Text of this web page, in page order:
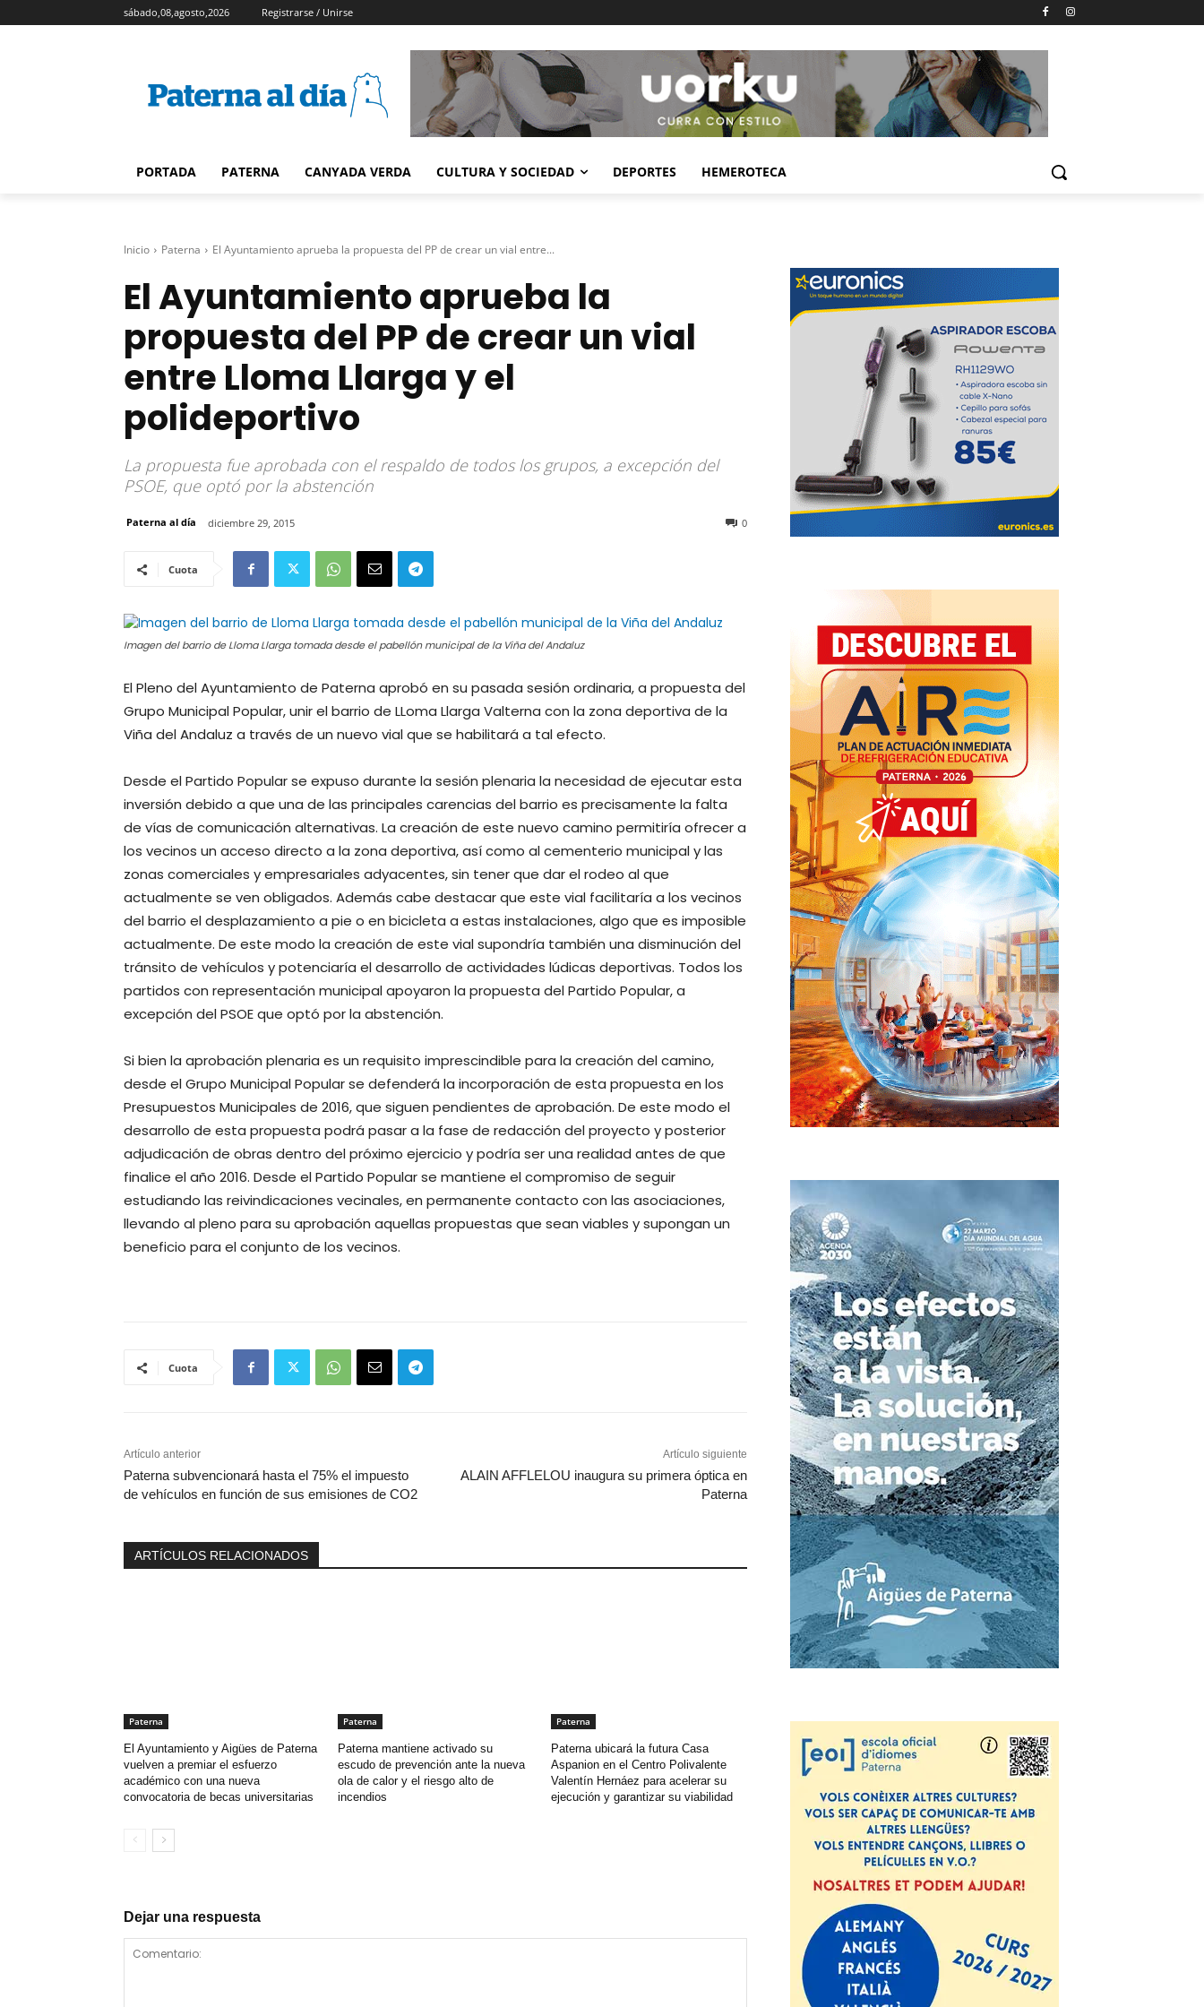
sábado,08,agosto,2026 Registrarse / Unirse
PORTADA PATERNA CANYADA VERDA CULTURA Y SOCIEDAD DEPORTES HEMEROTECA
Inicio Paterna El Ayuntamiento aprueba la propuesta del PP de crear un vial entre...
El Ayuntamiento aprueba la
propuesta del PP de crear un vial
entre Lloma Llarga y el
polideportivo
La propuesta fue aprobada con el respaldo de todos los grupos, a excepción del
PSOE, que optó por la abstención
Paterna al día diciembre 29, 2015 0
Cuota
Imagen del barrio de Lloma Llarga tomada desde el pabellón municipal de la Viña del Andaluz
El Pleno del Ayuntamiento de Paterna aprobó en su pasada sesión ordinaria, a propuesta del
Grupo Municipal Popular, unir el barrio de LLoma Llarga Valterna con la zona deportiva de la
Viña del Andaluz a través de un nuevo vial que se habilitará a tal efecto.
Desde el Partido Popular se expuso durante la sesión plenaria la necesidad de ejecutar esta
inversión debido a que una de las principales carencias del barrio es precisamente la falta
de vías de comunicación alternativas. La creación de este nuevo camino permitiría ofrecer a
los vecinos un acceso directo a la zona deportiva, así como al cementerio municipal y las
zonas comerciales y empresariales adyacentes, sin tener que dar el rodeo al que
actualmente se ven obligados. Además cabe destacar que este vial facilitaría a los vecinos
del barrio el desplazamiento a pie o en bicicleta a estas instalaciones, algo que es imposible
actualmente. De este modo la creación de este vial supondría también una disminución del
tránsito de vehículos y potenciaría el desarrollo de actividades lúdicas deportivas. Todos los
partidos con representación municipal apoyaron la propuesta del Partido Popular, a
excepción del PSOE que optó por la abstención.
Si bien la aprobación plenaria es un requisito imprescindible para la creación del camino,
desde el Grupo Municipal Popular se defenderá la incorporación de esta propuesta en los
Presupuestos Municipales de 2016, que siguen pendientes de aprobación. De este modo el
desarrollo de esta propuesta podrá pasar a la fase de redacción del proyecto y posterior
adjudicación de obras dentro del próximo ejercicio y podría ser una realidad antes de que
finalice el año 2016. Desde el Partido Popular se mantiene el compromiso de seguir
estudiando las reivindicaciones vecinales, en permanente contacto con las asociaciones,
llevando al pleno para su aprobación aquellas propuestas que sean viables y supongan un
beneficio para el conjunto de los vecinos.
Cuota
Artículo anterior
Paterna subvencionará hasta el 75% el impuesto
de vehículos en función de sus emisiones de CO2
Artículo siguiente
ALAIN AFFLELOU inaugura su primera óptica en
Paterna
ARTÍCULOS RELACIONADOS
Paterna
El Ayuntamiento y Aigües de Paterna
vuelven a premiar el esfuerzo
académico con una nueva
convocatoria de becas universitarias
Paterna
Paterna mantiene activado su
escudo de prevención ante la nueva
ola de calor y el riesgo alto de
incendios
Paterna
Paterna ubicará la futura Casa
Aspanion en el Centro Polivalente
Valentín Hernáez para acelerar su
ejecución y garantizar su viabilidad
Dejar una respuesta